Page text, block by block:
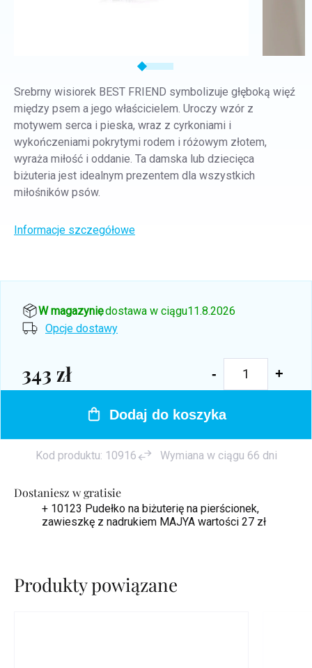
Dostaniesz w gratisie
+ 10123 Pudełko na biżuterię na pierścionek,
zawieszkę z nadrukiem MAJYA wartości 27 zł
Srebrny wisiorek BEST FRIEND symbolizuje głęboką więź
między psem a jego właścicielem. Uroczy wzór z
motywem serca i pieska, wraz z cyrkoniami i
wykończeniami pokrytymi rodem i różowym złotem,
wyraża miłość i oddanie. Ta damska lub dziecięca
biżuteria jest idealnym prezentem dla wszystkich
miłośników psów.
Informacje szczegółowe
W magazynie, dostawa w ciągu11.8.2026
Opcje dostawy
343 zł
Cena
Dodaj do koszyka
Kod produktu: 10916 Wymiana w ciągu 66 dni
Produkty powiązane